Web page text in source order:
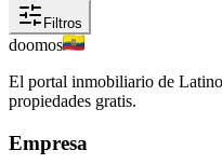
Filtros
doomos
El portal inmobiliario de
propiedades gratis.
Empresa